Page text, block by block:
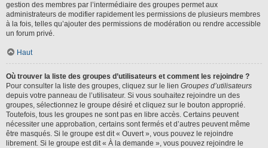
gestion des membres par l’intermédiaire des groupes permet aux
administrateurs de modifier rapidement les permissions de plusieurs membres
à la fois, telles qu’ajouter des permissions de modération ou rendre accessible
un forum privé.
Haut
Où trouver la liste des groupes d’utilisateurs et comment les rejoindre ?
Pour consulter la liste des groupes, cliquez sur le lien Groupes d’utilisateurs
depuis votre panneau de l’utilisateur. Si vous souhaitez rejoindre un des
groupes, sélectionnez le groupe désiré et cliquez sur le bouton approprié.
Toutefois, tous les groupes ne sont pas en libre accès. Certains peuvent
nécessiter une approbation, certains sont fermés et d’autres peuvent même
être masqués. Si le groupe est dit « Ouvert », vous pouvez le rejoindre
librement. Si le groupe est dit « À la demande », vous pouvez rejoindre le